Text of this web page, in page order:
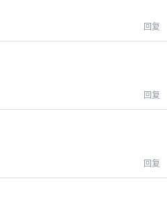
回复
回复
回复